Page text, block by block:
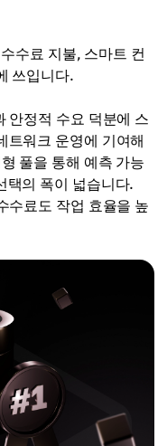
수료 지불, 스마트 컨
쓰입니다.
안정적 수요 덕분에 스
트워크 운영에 기여해
풀을 통해 예측 가능
택의 폭이 넓습니다.
수료도 작업 효율을 높